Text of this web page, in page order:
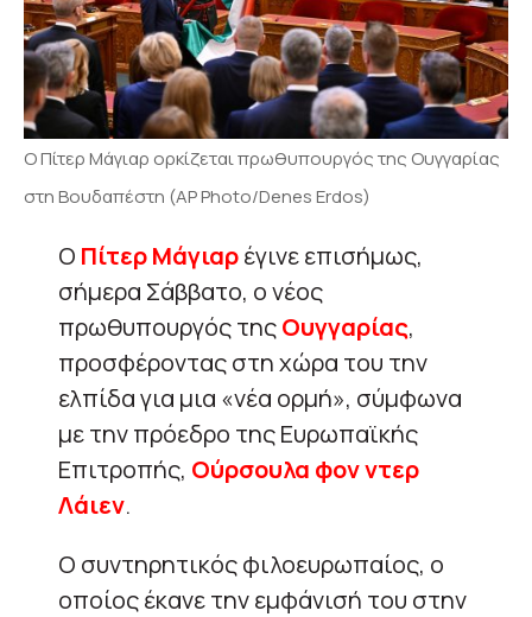
Ο Πίτερ Μάγιαρ ορκίζεται πρωθυπουργός της Ουγγαρίας
στη Βουδαπέστη (AP Photo/Denes Erdos)
Ο Πίτερ Μάγιαρέγινε επισήμως,
σήμερα Σάββατο, ο νέος
πρωθυπουργός τηςΟυγγαρίας,
προσφέροντας στη χώρα του την
ελπίδα για μια «νέα ορμή», σύμφωνα
με την πρόεδρο της Ευρωπαϊκής
Επιτροπής, Ούρσουλα φον ντερ
Λάιεν.
Ο συντηρητικός φιλοευρωπαίος, ο
οποίος έκανε την εμφάνισή του στην